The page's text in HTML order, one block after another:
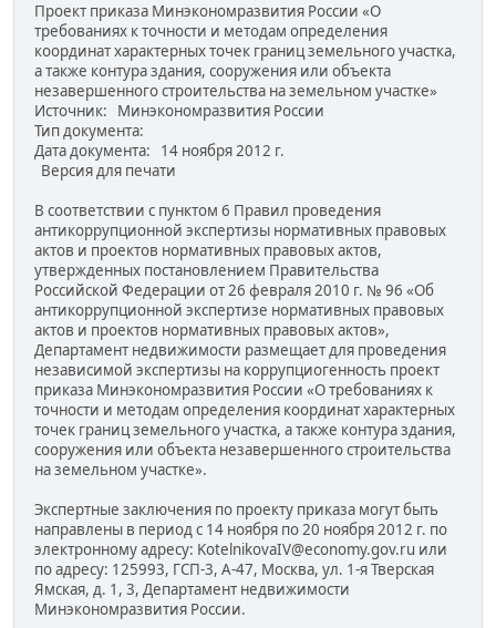
Проект приказа Минэкономразвития России «О
требованиях к точности и методам определения
координат характерных точек границ земельного участка,
а также контура здания, сооружения или объекта
незавершенного строительства на земельном участке»
Источник: Минэкономразвития России
Тип документа:
Дата документа: 14 ноября 2012 г.
Версия для печати
В соответствии с пунктом 6 Правил проведения
антикоррупционной экспертизы нормативных правовых
актов и проектов нормативных правовых актов,
утвержденных постановлением Правительства
Российской Федерации от 26 февраля 2010 г. № 96 «Об
антикоррупционной экспертизе нормативных правовых
актов и проектов нормативных правовых актов»,
Департамент недвижимости размещает для проведения
независимой экспертизы на коррупциогенность проект
приказа Минэкономразвития России «О требованиях к
точности и методам определения координат характерных
точек границ земельного участка, а также контура здания,
сооружения или объекта незавершенного строительства
на земельном участке».
Экспертные заключения по проекту приказа могут быть
направлены в период с 14 ноября по 20 ноября 2012 г. по
электронному адресу: KotelnikovaIV@economy.gov.ru или
по адресу: 125993, ГСП-3, А-47, Москва, ул. 1-я Тверская
Ямская, д. 1, 3, Департамент недвижимости
Минэкономразвития России.